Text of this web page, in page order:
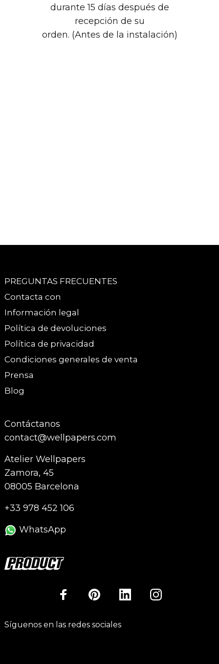
durante 15 días después de
recepción de su
orden. (Antes de la instalación)
PREGUNTAS FRECUENTES
Contacta con
Información legal
Política de devoluciones
Política de privacidad
Condiciones generales de venta
Prensa
Blog
Contáctanos
contact@wellpapers.com
Atelier Wellpapers
Zamora, 45
08005 Barcelona
+33 978 452 106
WhatsApp
Síguenos en las redes sociales